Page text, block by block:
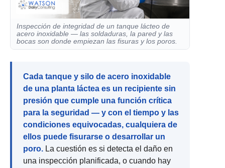
Inspección de integridad de un tanque lácteo de
acero inoxidable — las soldaduras, la pared y las
bocas son donde empiezan las fisuras y los poros.
Cada tanque y silo de acero inoxidable
de una planta láctea es un recipiente sin
presión que cumple una función crítica
para la seguridad — y con el tiempo y las
condiciones equivocadas, cualquiera de
ellos puede fisurarse o desarrollar un
poro. La cuestión es si detecta el daño en
una inspección planificada, o cuando hay